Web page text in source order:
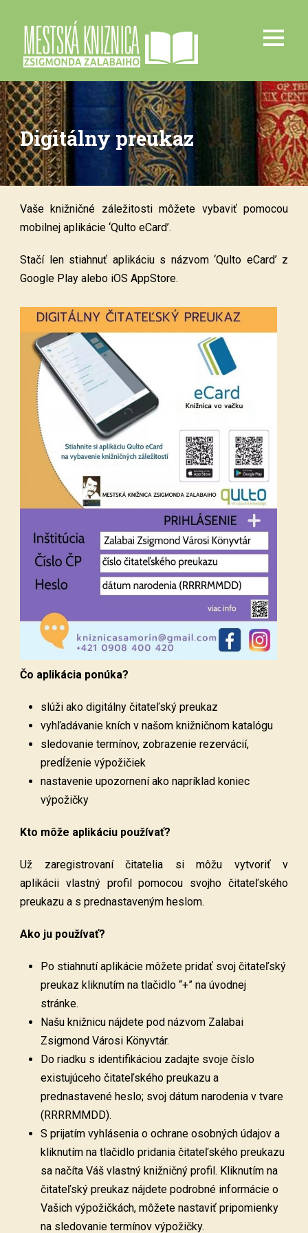
Digitálny preukaz
Vaše knižničné záležitosti môžete vybaviť pomocou
mobilnej aplikácie ‘Qulto eCard’.
Stačí len stiahnuť aplikáciu s názvom ‘Qulto eCard’ z
Google Play alebo iOS AppStore.
Čo aplikácia ponúka?
slúži ako digitálny čitateľský preukaz
vyhľadávanie kních v našom knižničnom katalógu
sledovanie termínov, zobrazenie rezervácií,
predĺženie výpožičiek
nastavenie upozornení ako napríklad koniec
výpožičky
Kto môže aplikáciu používať?
Už zaregistrovaní čitatelia si môžu vytvoriť v
aplikácii vlastný profil pomocou svojho čitateľského
preukazu a s prednastaveným heslom.
Ako ju používať?
Po stiahnutí aplikácie môžete pridať svoj čitateľský
preukaz kliknutím na tlačidlo “+” na úvodnej
stránke.
Našu knižnicu nájdete pod názvom Zalabai
Zsigmond Városi Könyvtár.
Do riadku s identifikáciou zadajte svoje číslo
existujúceho čitateľského preukazu a
prednastavené heslo; svoj dátum narodenia v tvare
(RRRRMMDD).
S prijatím vyhlásenia o ochrane osobných údajov a
kliknutím na tlačidlo pridania čitateľského preukazu
sa načíta Váš vlastný knižničný profil. Kliknutím na
čitateľský preukaz nájdete podrobné informácie o
Vašich výpožičkách, môžete nastaviť pripomienky
na sledovanie termínov výpožičky.